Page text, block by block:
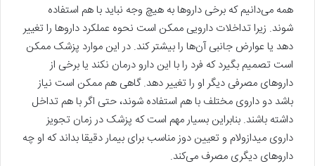
همه می‌دانیم که برخی داروها به هیچ وجه نباید با هم استفاده
شوند. زیرا تداخلات دارویی ممکن است نحوه عملکرد داروها را تغییر
دهد یا عوارض جانبی آن‌ها را بیشتر کند. در این موارد پزشک ممکن
است تصمیم بگیرد که فرد را با این دارو درمان نکند یا برخی از
داروهای مصرفی دیگر او را تغییر دهد. گاهی هم ممکن است نیاز
باشد دو داروی مختلف با هم استفاده شوند، حتی اگر با هم تداخل
داشته باشند. بنابراین بسیار مهم است که پزشک در زمان تجویز
داروی میدازولام و تعیین دوز مناسب برای بیمار دقیقا بداند که او چه
داروهای دیگری مصرف می‌کند.